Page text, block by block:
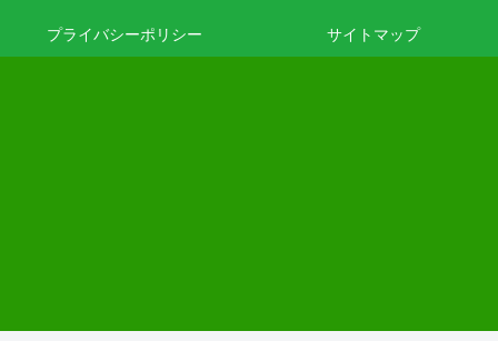
プライバシーポリシー サイトマップ